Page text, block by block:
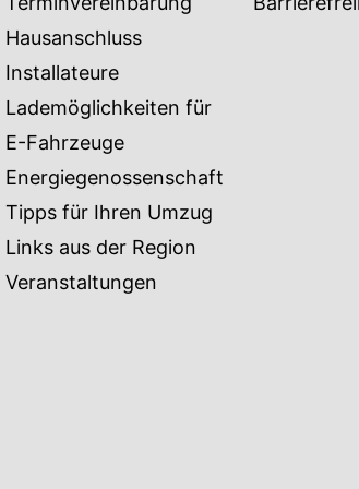
Hausanschluss
Installateure
Lademöglichkeiten für
E-Fahrzeuge
Energiegenossenschaft
Tipps für Ihren Umzug
Links aus der Region
Veranstaltungen